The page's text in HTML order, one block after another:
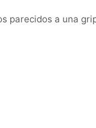
parecidos a una